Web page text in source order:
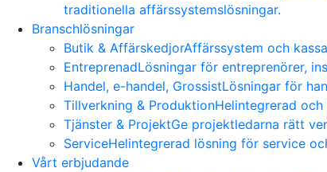
traditionella affärssystemslösningar.
Branschlösningar
Butik & AffärskedjorAffärssystem och
EntreprenadLösningar för entreprenörer,
Handel, e-handel, GrossistLösningar för
Tillverkning & ProduktionHelintegrerad
Tjänster & ProjektGe projektledarna rätt
ServiceHelintegrerad lösning för service
Vårt erbjudande